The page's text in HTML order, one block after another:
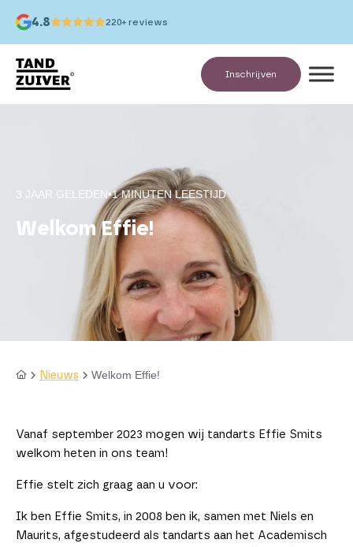
4.8 220+ reviews
Inschrijven
3 JAAR GELEDEN•1 MINUTEN LEESTIJD
Welkom Effie!
Nieuws Welkom Effie!
Vanaf september 2023 mogen wij tandarts Effie Smits
welkom heten in ons team!
Effie stelt zich graag aan u voor:
Ik ben Effie Smits, in 2008 ben ik, samen met Niels en
Maurits, afgestudeerd als tandarts aan het Academisch